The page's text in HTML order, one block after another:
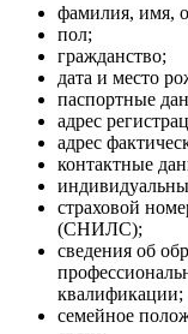
фамилия, имя,
пол;
гражданство;
дата и место
паспортные
адрес
адрес
контактные
страховой
(СНИЛС);
сведения об
квалификации;
семейное